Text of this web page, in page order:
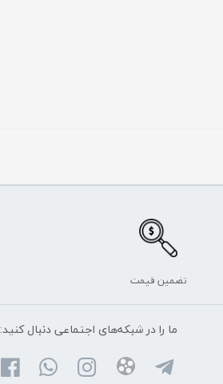
تضمین قیمت
ما را در شبکه‌های اجتماعی دنبال کنید: